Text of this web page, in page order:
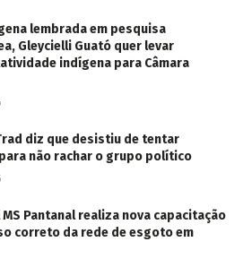
lembrada em pesquisa
Gleycielli Guató quer levar
indígena para Câmara
diz que desistiu de tentar
não rachar o grupo político
Pantanal realiza nova capacitação
correto da rede de esgoto em